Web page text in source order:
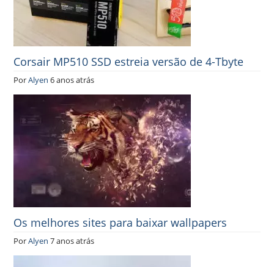
Corsair MP510 SSD estreia versão de 4-Tbyte
PorAlyen 6 anos atrás
Os melhores sites para baixar wallpapers
PorAlyen 7 anos atrás